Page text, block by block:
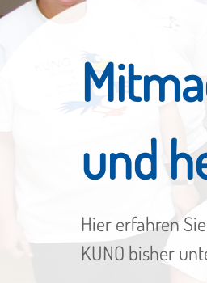
und
Hier erfahren
KUNO bisher